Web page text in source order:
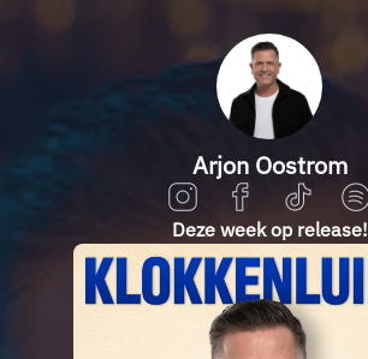
Arjon Oostrom
Deze week op release!